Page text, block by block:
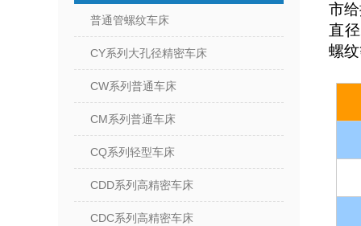
普通管螺纹车床
CY系列大孔径精密车床
CW系列普通车床
CM系列普通车床
CQ系列轻型车床
CDD系列高精密车床
CDC系列高精密车床
市给
直
螺纹